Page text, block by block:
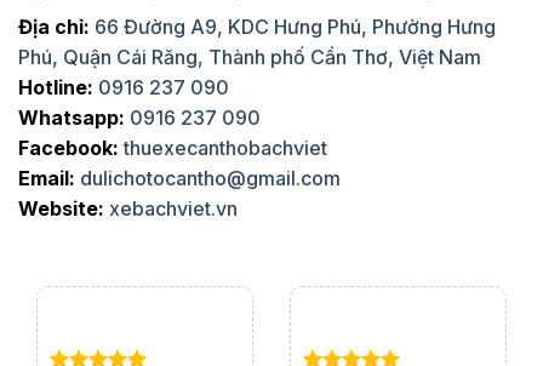
Địa chỉ: 66 Đường A9, KDC Hưng Phú, Phường Hưng
Phú, Quận Cái Răng, Thành phố Cần Thơ, Việt Nam
Hotline: 0916 237 090
Whatsapp: 0916 237 090
Facebook: thuexecanthobachviet
Email: dulichotocantho@gmail.com
Website: xebachviet.vn